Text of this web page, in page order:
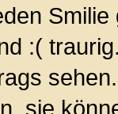
:(
sie